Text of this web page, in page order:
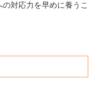
対応力を早めに養うこ